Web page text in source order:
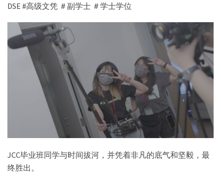
DSE #高级文凭 ＃副学士 ＃学士学位
JCC毕业班同学与时间拔河，并凭着非凡的底气和坚毅，最
终胜出。